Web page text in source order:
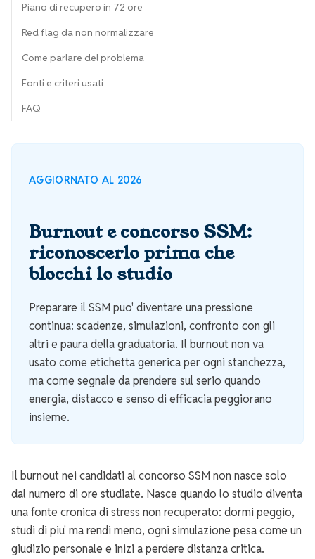
Piano di recupero in 72 ore
Red flag da non normalizzare
Come parlare del problema
Fonti e criteri usati
FAQ
AGGIORNATO AL 2026
Burnout e concorso SSM:
riconoscerlo prima che
blocchi lo studio
Preparare il SSM puo' diventare una pressione
continua: scadenze, simulazioni, confronto con gli
altri e paura della graduatoria. Il burnout non va
usato come etichetta generica per ogni stanchezza,
ma come segnale da prendere sul serio quando
energia, distacco e senso di efficacia peggiorano
insieme.
Il burnout nei candidati al concorso SSM non nasce solo
dal numero di ore studiate. Nasce quando lo studio diventa
una fonte cronica di stress non recuperato: dormi peggio,
studi di piu' ma rendi meno, ogni simulazione pesa come un
giudizio personale e inizi a perdere distanza critica.